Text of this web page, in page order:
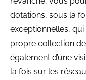
dotations, sous la
exceptionnelles,
propre collection
également d’une
la fois sur les